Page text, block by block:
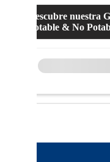
Descubre nuestra
Potable & No